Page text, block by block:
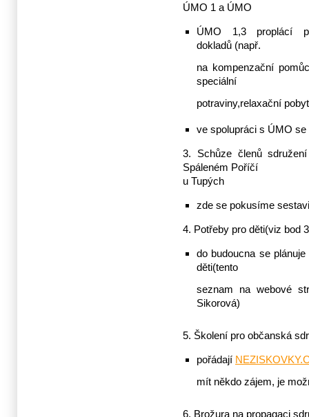
ÚMO 1 a ÚMO
ÚMO 1,3 proplácí
dokladů (např.
na kompenzační
speciální
potraviny,relaxační
ve spolupráci s ÚMO
3. Schůze členů
Spáleném Poříčí
u Tupých
zde se pokusíme
4. Potřeby pro děti(viz bod
do budoucna se
děti(tento
seznam na webové
Sikorová)
5. Školení pro občanská
pořádají
mít někdo zájem, je
6. Brožura na propagaci